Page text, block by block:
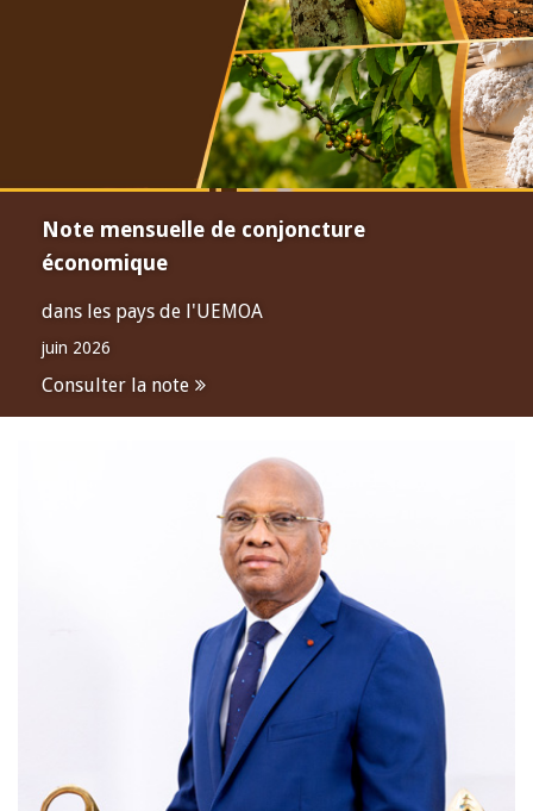
Note mensuelle de conjoncture
économique
dans les pays de l'UEMOA
juin 2026
Consulter la note